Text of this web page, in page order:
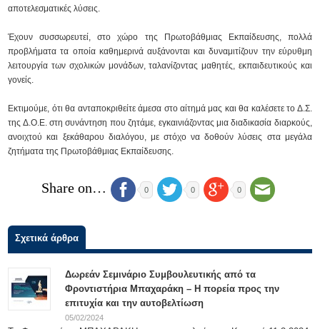
αποτελεσματικές λύσεις.
Έχουν συσσωρευτεί, στο χώρο της Πρωτοβάθμιας Εκπαίδευσης, πολλά
προβλήματα τα οποία καθημερινά αυξάνονται και δυναμιτίζουν την εύρυθμη
λειτουργία των σχολικών μονάδων, ταλανίζοντας μαθητές, εκπαιδευτικούς και
γονείς.
Εκτιμούμε, ότι θα ανταποκριθείτε άμεσα στο αίτημά μας και θα καλέσετε το Δ.Σ.
της Δ.Ο.Ε. στη συνάντηση που ζητάμε, εγκαινιάζοντας μια διαδικασία διαρκούς,
ανοιχτού και ξεκάθαρου διαλόγου, με στόχο να δοθούν λύσεις στα μεγάλα
ζητήματα της Πρωτοβάθμιας Εκπαίδευσης.
Share on… 0 0 0
Σχετικά άρθρα
Δωρεάν Σεμινάριο Συμβουλευτικής από τα
Φροντιστήρια Μπαχαράκη – Η πορεία προς την
επιτυχία και την αυτοβελτίωση
05/02/2024